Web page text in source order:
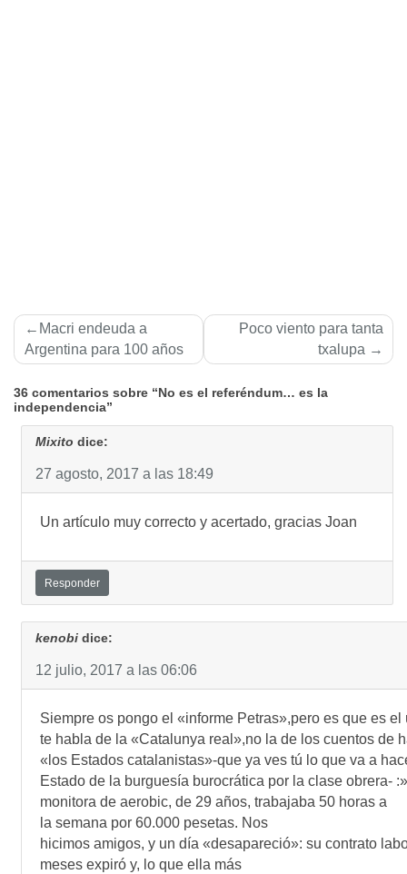
Navegación
de
Macri endeuda a
Argentina para 100 años
Poco viento para tanta
txalupa
36 comentarios sobre “No es el referéndum… es la
independencia”
Mixito dice:
27 agosto, 2017 a las 18:49
Un artículo muy correcto y acertado, gracias Joan
Responder
kenobi dice:
12 julio, 2017 a las 06:06
Siempre os pongo el «informe Petras»,pero es que es el
te habla de la «Catalunya real»,no la de los cuentos de
«los Estados catalanistas»-que ya ves tú lo que va a
Estado de la burguesía burocrática por la clase obrera-
monitora de aerobic, de 29 años, trabajaba 50 horas a
la semana por 60.000 pesetas. Nos
hicimos amigos, y un día «desapareció»: su contrato
meses expiró y, lo que ella más